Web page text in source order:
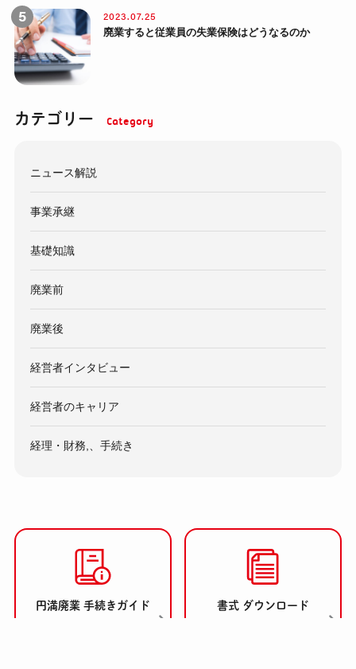
廃業すると従業員の失業保険はどうなるのか
2023.07.25
カテゴリー
ニュース解説
事業承継
基礎知識
廃業前
廃業後
経営者インタビュー
経営者のキャリア
経理・財務,、手続き
円満廃業 手続きガイド 書式 ダウンロード